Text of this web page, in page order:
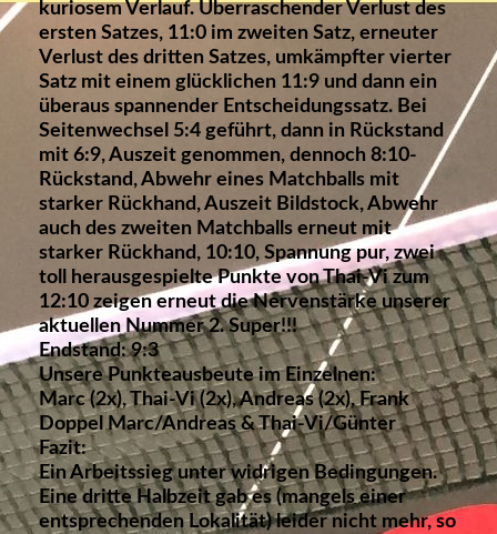
kuriosem Verlauf. Überraschender Verlust des
ersten Satzes, 11:0 im zweiten Satz, erneuter
Verlust des dritten Satzes, umkämpfter vierter
Satz mit einem glücklichen 11:9 und dann ein
überaus spannender Entscheidungssatz. Bei
Seitenwechsel 5:4 geführt, dann in Rückstand
mit 6:9, Auszeit genommen, dennoch 8:10-
Rückstand, Abwehr eines Matchballs mit
starker Rückhand, Auszeit Bildstock, Abwehr
auch des zweiten Matchballs erneut mit
starker Rückhand, 10:10, Spannung pur, zwei
toll herausgespielte Punkte von Thai-Vi zum
12:10 zeigen erneut die Nervenstärke unserer
aktuellen Nummer 2. Super!!!
Endstand: 9:3
Unsere Punkteausbeute im Einzelnen:
Marc (2x), Thai-Vi (2x), Andreas (2x), Frank
Doppel Marc/Andreas & Thai-Vi/Günter
Fazit:
Ein Arbeitssieg unter widrigen Bedingungen.
Eine dritte Halbzeit gab es (mangels einer
entsprechenden Lokalität) leider nicht mehr, so